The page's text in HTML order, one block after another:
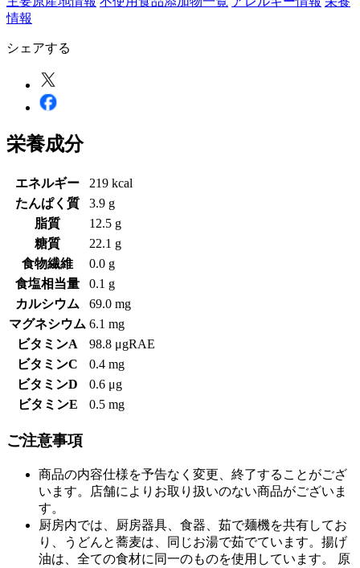
情報
シェアする
栄養成分
エネルギー
219 kcal
たんぱく質
3.9 g
脂質
12.5 g
糖質
22.1 g
食物繊維
0.0 g
食塩相当量
0.1 g
カルシウム
69.0 mg
マグネシウム 6.1 mg
ビタミンA
98.8 μgRAE
ビタミンC
0.4 mg
ビタミンD
0.6 μg
ビタミンE
0.5 mg
ご注意事項
商品の内容仕様を予告なく変更、終了することがござ
います。店舗によりお取り扱いのない商品がございま
す。
厨房内では、厨房器具、食器、茹で麺機を共有してお
り、うどんと蕎麦は、同じお湯で茹でています。揚げ
油は、全ての食材に同一のものを使用しています。 原